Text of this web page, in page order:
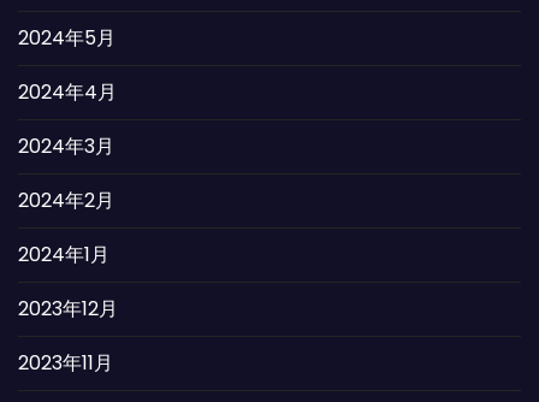
2024年5月
2024年4月
2024年3月
2024年2月
2024年1月
2023年12月
2023年11月